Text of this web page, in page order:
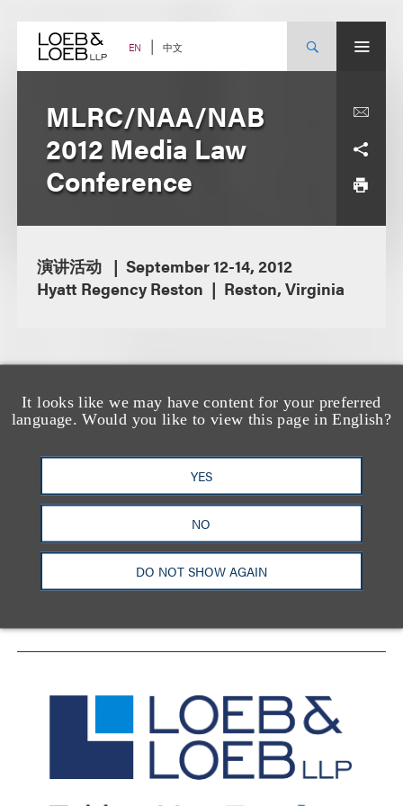
content EN 中文
It looks like we may have content for your preferred
language. Would you like to view this page in English?
YES
NO
DO NOT SHOW AGAIN
MLRC/NAA/NAB
2012 Media Law
Conference
演讲活动
September 12-14, 2012
Hyatt Regency Reston
Reston, Virginia
洛杉矶 纽约 芝加哥
那什维尔
旧金山
香港
Facebook X
联系我们
隐私政策 使用条款 订阅中心